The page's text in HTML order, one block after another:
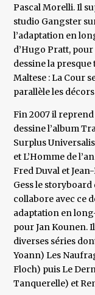
Pascal Morelli. Il
studio Gangster
l’adaptation en
d’Hugo Pratt,
dessine la
Maltese : La Cour
parallèle les
Fin 2007 il
dessine l’album
Surplus
et L’Homme de
Fred Duval et
Gess le
collabore avec ce
adaptation en
pour Jan Kounen.
diverses séries
Yoann) Les
Floch) puis Le
Tanquerelle) et